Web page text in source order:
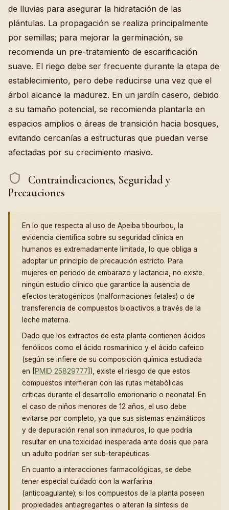
de lluvias para asegurar la hidratación de las
plántulas. La propagación se realiza principalmente
por semillas; para mejorar la germinación, se
recomienda un pre-tratamiento de escarificación
suave. El riego debe ser frecuente durante la etapa de
establecimiento, pero debe reducirse una vez que el
árbol alcance la madurez. En un jardín casero, debido
a su tamaño potencial, se recomienda plantarla en
espacios amplios o áreas de transición hacia bosques,
evitando cercanías a estructuras que puedan verse
afectadas por su crecimiento masivo.
Contraindicaciones, Seguridad y
Precauciones
En lo que respecta al uso de Apeiba tibourbou, la
evidencia científica sobre su seguridad clínica en
humanos es extremadamente limitada, lo que obliga a
adoptar un principio de precaución estricto. Para
mujeres en periodo de embarazo y lactancia, no existe
ningún estudio clínico que garantice la ausencia de
efectos teratogénicos (malformaciones fetales) o de
transferencia de compuestos bioactivos a través de la
leche materna.
Dado que los extractos de esta planta contienen ácidos
fenólicos como el ácido rosmarínico y el ácido cafeico
(según se infiere de su composición química estudiada
en [PMID 25829777]), existe el riesgo de que estos
compuestos interfieran con las rutas metabólicas
críticas durante el desarrollo embrionario o neonatal. En
el caso de niños menores de 12 años, el uso debe
evitarse por completo, ya que sus sistemas enzimáticos
y de depuración renal son inmaduros, lo que podría
resultar en una toxicidad inesperada ante dosis que para
un adulto podrían ser sub-terapéuticas.
En cuanto a interacciones farmacológicas, se debe
tener especial cuidado con la warfarina
(anticoagulante); si los compuestos de la planta poseen
propiedades antiagregantes o alteran la síntesis de